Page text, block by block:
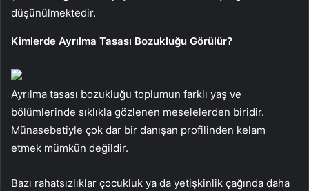
düşünülmektedir.
Kimlerde Ayrılma Tasası Bozukluğu Görülür?
Ayrılma tasası bozukluğu toplumun farklı yaş ve
bölümlerinde sıklıkla gözlenen meselelerden biridir.
Münasebetiyle çok dar bir danışan profilinden kelam
etmek mümkün değildir.
Bazı rahatsızlıklar çocukluk ya da yetişkinlik çağında daha